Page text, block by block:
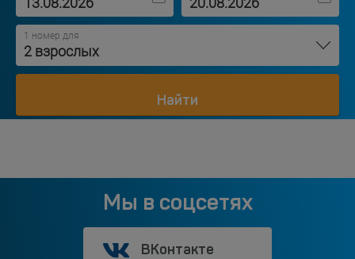
1 номер для
2 взрослых
Найти
Мы в соцсетях
ВКонтакте